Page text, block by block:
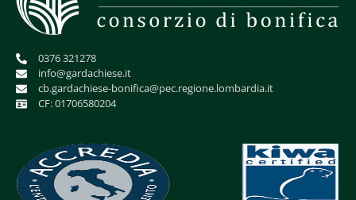
0376 321278
info@gardachiese.it
cb.gardachiese-bonifica@pec.regione.lombardia.it
CF: 01706580204